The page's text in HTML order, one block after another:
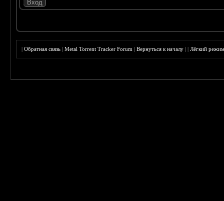
|Обратная связь |Metal Torrent Tracker Forum |Вернуться к началу ||Лёгкий